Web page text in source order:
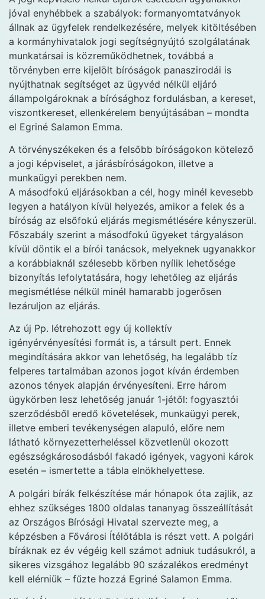
jóval enyhébbek a szabályok: formanyomtatványok
állnak az ügyfelek rendelkezésére, melyek kitöltésében
a kormányhivatalok jogi segítségnyújtó szolgálatának
munkatársai is közreműködhetnek, továbbá a
törvényben erre kijelölt bíróságok panaszirodái is
nyújthatnak segítséget az ügyvéd nélkül eljáró
állampolgároknak a bírósághoz fordulásban, a kereset,
viszontkereset, ellenkérelem benyújtásában – mondta
el Egriné Salamon Emma.
A törvényszékeken és a felsőbb bíróságokon kötelező
a jogi képviselet, a járásbíróságokon, illetve a
munkaügyi perekben nem.
A másodfokú eljárásokban a cél, hogy minél kevesebb
legyen a hatályon kívül helyezés, amikor a felek és a
bíróság az elsőfokú eljárás megismétlésére kényszerül.
Főszabály szerint a másodfokú ügyeket tárgyaláson
kívül döntik el a bírói tanácsok, melyeknek ugyanakkor
a korábbiaknál szélesebb körben nyílik lehetősége
bizonyítás lefolytatására, hogy lehetőleg az eljárás
megismétlése nélkül minél hamarabb jogerősen
lezáruljon az eljárás.
Az új Pp. létrehozott egy új kollektív
igényérvényesítési formát is, a társult pert. Ennek
megindítására akkor van lehetőség, ha legalább tíz
felperes tartalmában azonos jogot kíván érdemben
azonos tények alapján érvényesíteni. Erre három
ügykörben lesz lehetőség január 1-jétől: fogyasztói
szerződésből eredő követelések, munkaügyi perek,
illetve emberi tevékenységen alapuló, előre nem
látható környezetterheléssel közvetlenül okozott
egészségkárosodásból fakadó igények, vagyoni károk
esetén – ismertette a tábla elnökhelyettese.
A polgári bírák felkészítése már hónapok óta zajlik, az
ehhez szükséges 1800 oldalas tananyag összeállítását
az Országos Bírósági Hivatal szervezte meg, a
képzésben a Fővárosi Ítélőtábla is részt vett. A polgári
bíráknak ez év végéig kell számot adniuk tudásukról, a
sikeres vizsgához legalább 90 százalékos eredményt
kell elérniük – fűzte hozzá Egriné Salamon Emma.